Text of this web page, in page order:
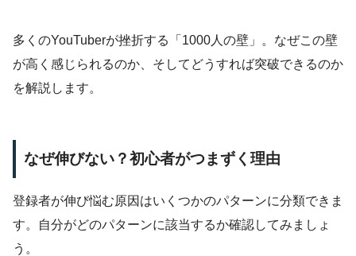
多くのYouTuberが挫折する「1000人の壁」。なぜこの壁
が高く感じられるのか、そしてどうすれば突破できるのか
を解説します。
なぜ伸びない？初心者がつまずく理由
登録者が伸び悩む原因はいくつかのパターンに分類できま
す。自分がどのパターンに該当するか確認してみましょ
う。